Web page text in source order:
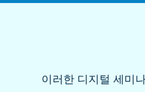
이러한 디지털 세미